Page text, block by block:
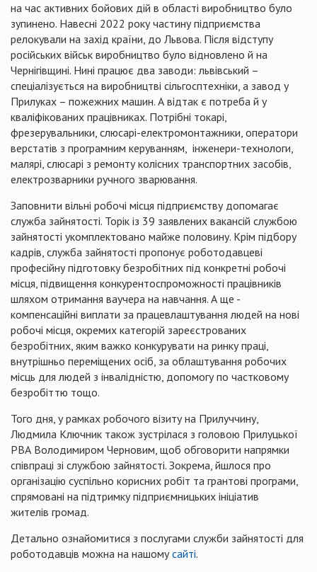
на час активних бойових дій в області виробництво було
зупинено. Навесні 2022 року частину підприємства
релокували на захід країни, до Львова. Після відступу
російських військ виробництво було відновлено й на
Чернігівщині. Нині працює два заводи: львівський –
спеціалізується на виробництві сільгосптехніки, а завод у
Прилуках – пожежних машин. А відтак є потреба й у
кваліфікованих працівниках. Потрібні токарі,
фрезерувальники, слюсарі-електромонтажники, оператори
верстатів з програмним керуванням, інженери-технологи,
малярі, слюсарі з ремонту колісних транспортних засобів,
електрозварники ручного зварювання.
Заповнити вільні робочі місця підприємству допомагає
служба зайнятості. Торік із 39 заявлених вакансій службою
зайнятості укомплектовано майже половину. Крім підбору
кадрів, служба зайнятості пропонує роботодавцеві
професійну підготовку безробітних під конкретні робочі
місця, підвищення конкурентоспроможності працівників
шляхом отримання ваучера на навчання. А ще -
компенсаційні виплати за працевлаштування людей на нові
робочі місця, окремих категорій зареєстрованих
безробітних, яким важко конкурувати на ринку праці,
внутрішньо переміщених осіб, за облаштування робочих
місць для людей з інвалідністю, допомогу по частковому
безробіттю тощо.
Того дня, у рамках робочого візиту на Прилуччину,
Людмила Ключник також зустрілася з головою Прилуцької
РВА Володимиром Черновим, щоб обговорити напрямки
співпраці зі службою зайнятості. Зокрема, йшлося про
організацію суспільно корисних робіт та грантові програми,
спрямовані на підтримку підприємницьких ініціатив
жителів громад.
Детально ознайомитися з послугами служби зайнятості для
роботодавців можна на нашомусайті.